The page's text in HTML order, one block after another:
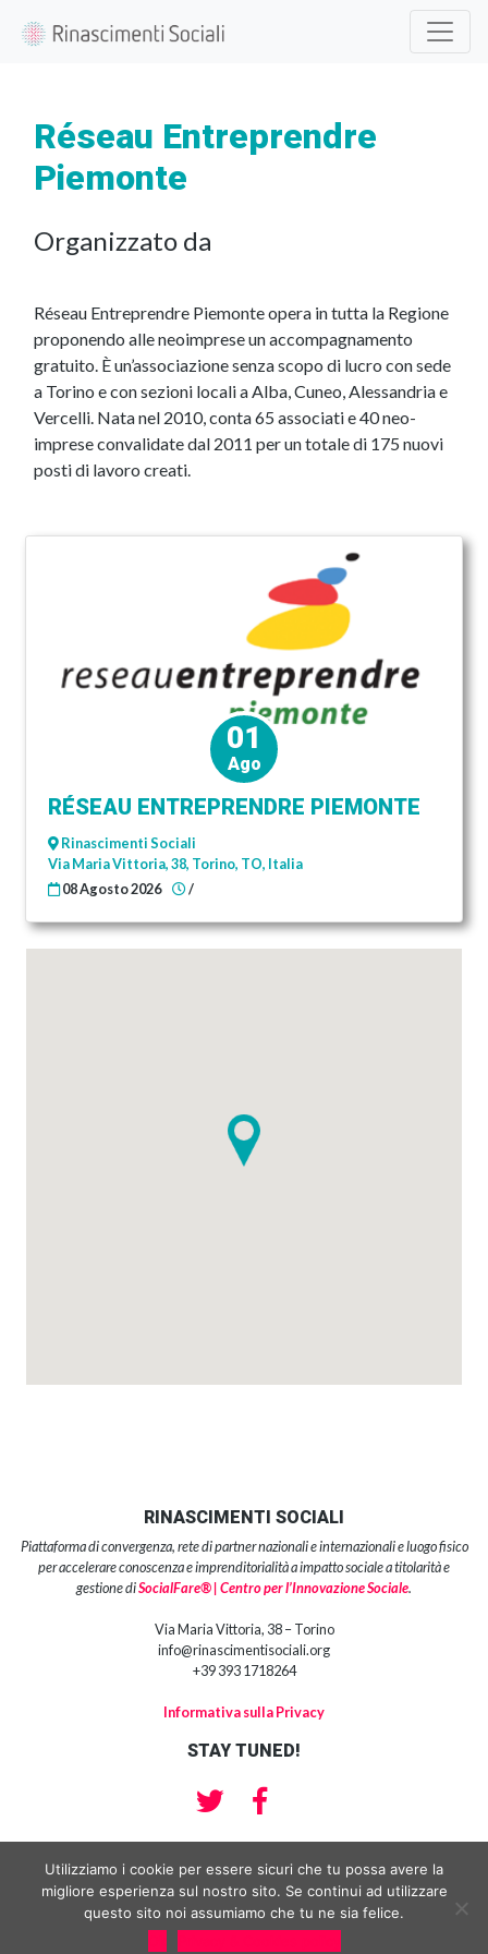
01
Ago
RÉSEAU ENTREPRENDRE PIEMONTE
Rinascimenti Sociali
Via Maria Vittoria, 38, Torino, TO, Italia
08 Agosto 2026
/
Réseau Entreprendre
Piemonte
Organizzato da
Réseau Entreprendre Piemonte opera in tutta la Regione
proponendo alle neoimprese un accompagnamento
gratuito. È un’associazione senza scopo di lucro con sede
a Torino e con sezioni locali a Alba, Cuneo, Alessandria e
Vercelli. Nata nel 2010, conta 65 associati e 40 neo-
imprese convalidate dal 2011 per un totale di 175 nuovi
posti di lavoro creati.
RINASCIMENTI SOCIALI
Piattaforma di convergenza, rete di partner nazionali e internazionali e luogo fisico
per accelerare conoscenza e imprenditorialità a impatto sociale a titolarità e
gestione diSocialFare® | Centro per l’Innovazione Sociale.
Via Maria Vittoria, 38 – Torino
info@rinascimentisociali.org
+39 393 1718264
Informativa sulla Privacy
STAY TUNED!
Copyright 2018 | SocialFare® srl impresa sociale | Centro per l’Innovazione
Sociale® Partita Iva e Codice Fiscale: 10959210013 | Sede Legale : Via
Manzoni 15, 10122 Torino
Utilizziamo i cookie per essere sicuri che tu possa avere la
migliore esperienza sul nostro sito. Se continui ad utilizzare
questo sito noi assumiamo che tu ne sia felice.